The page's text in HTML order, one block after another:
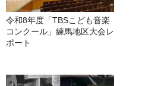
令和8年度「TBSこども音楽
コンクール」練馬地区大会レ
ポート